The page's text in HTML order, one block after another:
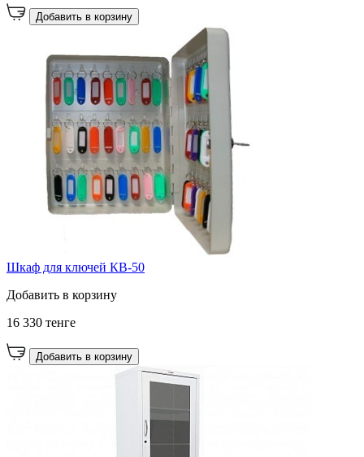
Добавить в корзину
Шкаф для ключей КВ-50
Добавить в корзину
16 330 тенге
Добавить в корзину